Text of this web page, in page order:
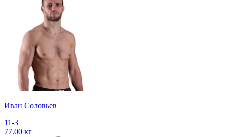
Иван Соловьев
11-3
77.00 кг